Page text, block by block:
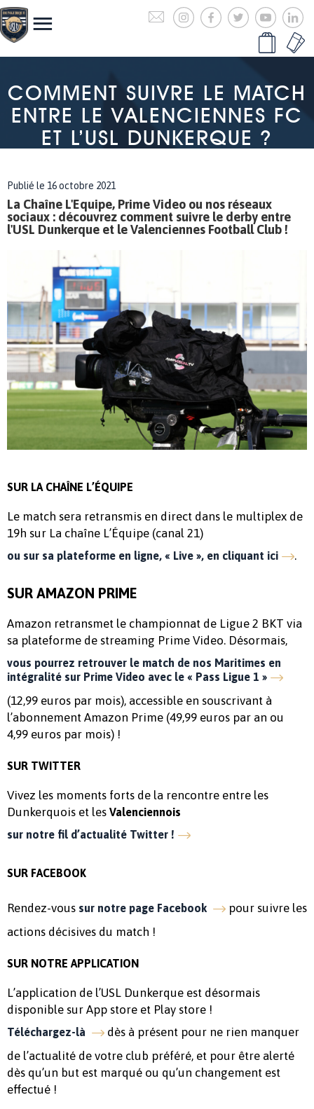
COMMENT SUIVRE LE MATCH
ENTRE LE VALENCIENNES FC
ET L’USL DUNKERQUE ?
Publié le 16 octobre 2021
La Chaîne L'Equipe, Prime Video ou nos réseaux
sociaux : découvrez comment suivre le derby entre
l'USL Dunkerque et le Valenciennes Football Club !
SUR LA CHAÎNE L’ÉQUIPE
Le match sera retransmis en direct dans le multiplex de
19h sur La chaîne L’Équipe (canal 21)
ou sur sa plateforme en ligne, « Live », en cliquant ici .
SUR AMAZON PRIME
Amazon retransmet le championnat de Ligue 2 BKT via
sa plateforme de streaming Prime Video. Désormais,
vous pourrez retrouver le match de nos Maritimes en
intégralité sur Prime Video avec le « Pass Ligue 1 »
(12,99 euros par mois), accessible en souscrivant à
l’abonnement Amazon Prime (49,99 euros par an ou
4,99 euros par mois) !
SUR TWITTER
Vivez les moments forts de la rencontre entre les
Dunkerquois et les Valenciennois
sur notre fil d’actualité Twitter !
SUR FACEBOOK
Rendez-vous sur notre page Facebook
pour suivre les
actions décisives du match !
SUR NOTRE APPLICATION
L’application de l’USL Dunkerque est désormais
disponible sur App store et Play store !
Téléchargez-là
dès à présent pour ne rien manquer
de l’actualité de votre club préféré, et pour être alerté
dès qu’un but est marqué ou qu’un changement est
effectué !